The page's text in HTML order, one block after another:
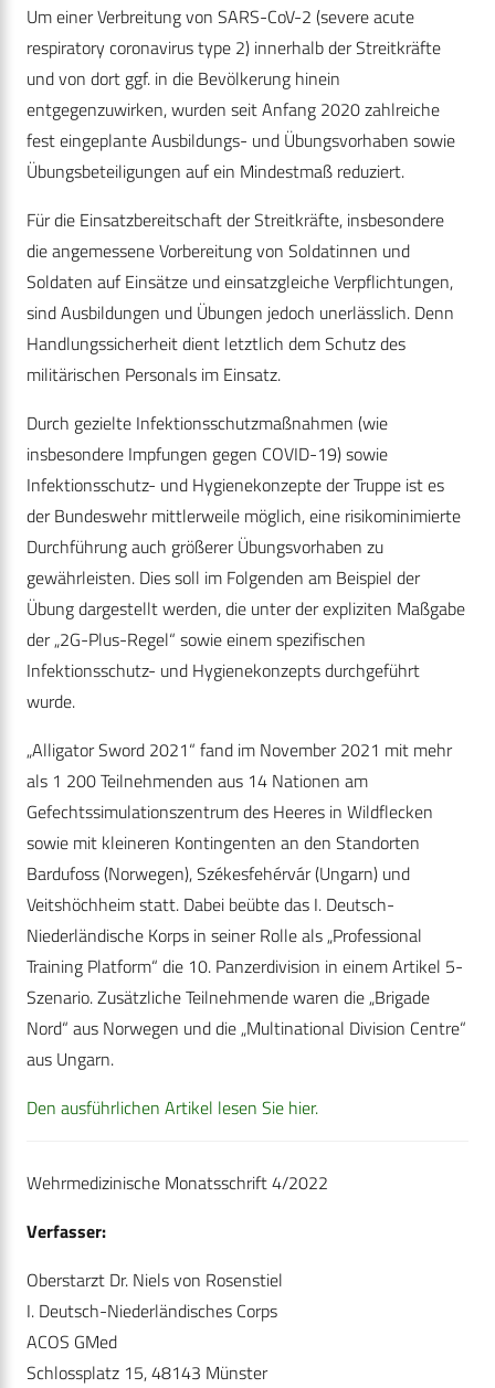
Um einer Verbreitung von SARS-CoV-2 (severe acute
respiratory coronavirus type 2) innerhalb der Streitkräfte
und von dort ggf. in die Bevölkerung hinein
entgegenzuwirken, wurden seit Anfang 2020 zahlreiche
fest eingeplante Ausbildungs- und Übungsvorhaben sowie
Übungsbeteiligungen auf ein Mindestmaß reduziert.
Für die Einsatzbereitschaft der Streitkräfte, insbesondere
die angemessene Vorbereitung von Soldatinnen und
Soldaten auf Einsätze und einsatzgleiche Verpflichtungen,
sind Ausbildungen und Übungen jedoch unerlässlich. Denn
Handlungssicherheit dient letztlich dem Schutz des
militärischen Personals im Einsatz.
Durch gezielte Infektionsschutzmaßnahmen (wie
insbesondere Impfungen gegen COVID-19) sowie
Infektionsschutz- und Hygienekonzepte der Truppe ist es
der Bundeswehr mittlerweile möglich, eine risikominimierte
Durchführung auch größerer Übungsvorhaben zu
gewährleisten. Dies soll im Folgenden am Beispiel der
Übung dargestellt werden, die unter der expliziten Maßgabe
der „2G-Plus-Regel“ sowie einem spezifischen
Infektionsschutz- und Hygienekonzepts durchgeführt
wurde.
„Alligator Sword 2021“ fand im November 2021 mit mehr
als 1 200 Teilnehmenden aus 14 Nationen am
Gefechtssimulationszentrum des Heeres in Wildflecken
sowie mit kleineren Kontingenten an den Standorten
Bardufoss (Norwegen), Székesfehérvár (Ungarn) und
Veitshöchheim statt. Dabei beübte das I. Deutsch-
Niederländische Korps in seiner Rolle als „Professional
Training Platform“ die 10. Panzerdivision in einem Artikel 5-
Szenario. Zusätzliche Teilnehmende waren die „Brigade
Nord“ aus Norwegen und die „Multinational Division Centre“
aus Ungarn.
Den ausführlichen Artikel lesen Sie hier.
Wehrmedizinische Monatsschrift 4/2022
Verfasser:
Oberstarzt Dr. Niels von Rosenstiel
I. Deutsch-Niederländisches Corps
ACOS GMed
Schlossplatz 15, 48143 Münster